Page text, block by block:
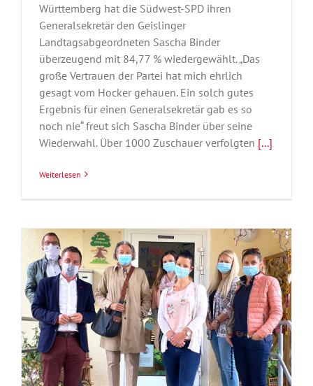
Württemberg hat die Südwest-SPD ihren
Generalsekretär den Geislinger
Landtagsabgeordneten Sascha Binder
überzeugend mit 84,77 % wiedergewählt. „Das
große Vertrauen der Partei hat mich ehrlich
gesagt vom Hocker gehauen. Ein solch gutes
Ergebnis für einen Generalsekretär gab es so
noch nie“ freut sich Sascha Binder über seine
Wiederwahl. Über 1000 Zuschauer verfolgten [...]
Weiterlesen